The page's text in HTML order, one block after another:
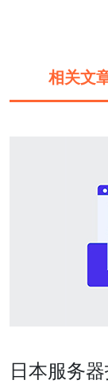
相关文
日本服务